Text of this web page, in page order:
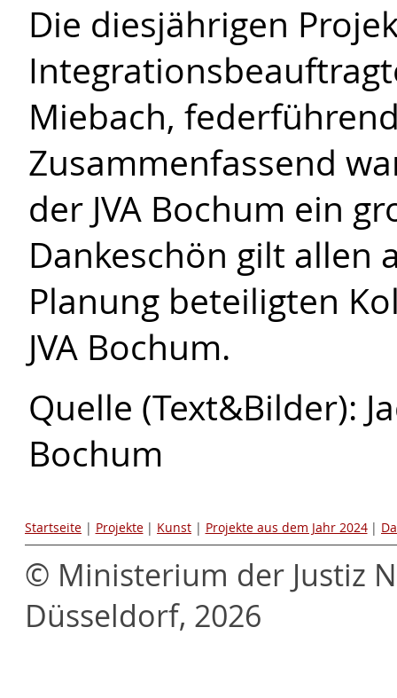
Die diesjährigen
Miebach,
Zusammenfassend
der JVA Bochum ein
Dankeschön gilt allen
Planung beteiligten
JVA Bochum.
Quelle (Text&Bilder):
Bochum
Startseite | Projekte | Kunst | Projekte aus dem Jahr 2024 |
© Ministerium der Justiz
Düsseldorf, 2026